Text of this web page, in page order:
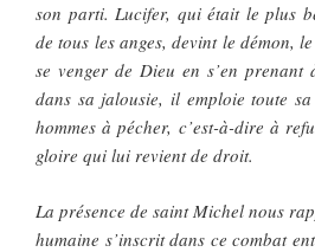
son parti. Lucifer, qui était le plus
de tous les anges, devint le démon,
se venger de Dieu en s’en prenant
dans sa jalousie, il emploie toute
hommes à pécher, c’est-à-dire à
gloire qui lui revient de droit.
La présence de saint Michel nous
humaine s’inscrit dans ce combat